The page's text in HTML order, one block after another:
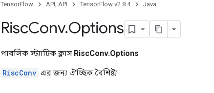
TensorFlow API, API TensorFlow v2.8.4 Java
RiscConv.Options
পাবলিক স্ট্যাটিক ক্লাস RiscConv.Options
RiscConv এর জন্য ঐচ্ছিক বৈশিষ্ট্য